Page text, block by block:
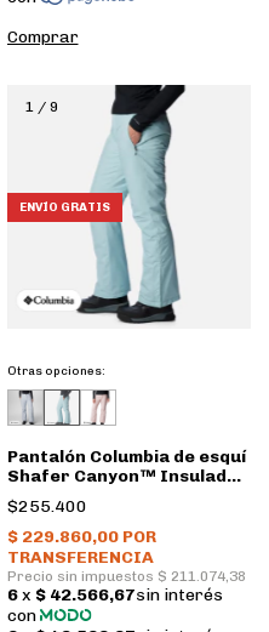
Comprar
1 / 9
ENVÍO GRATIS
Otras opciones:
Pantalón Columbia de esquí
Shafer Canyon™ Insulado
Mujer • Aqua Haze
$255.400